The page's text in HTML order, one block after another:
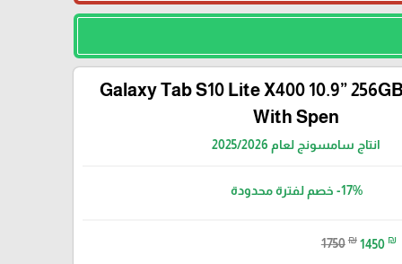
Galaxy Tab S10 Lite X400 10.9”
With Spen
انتاج سامسونج لعام 2025/2026
-17% خصم لفترة محدودة
1750 ₪ 1450 ₪